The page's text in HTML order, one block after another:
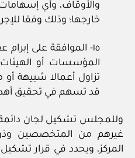
والأوقاف، وأي
خارجها؛ وذلك وفقا
١٥- الموافقة على
المؤسسات أو الهيئات
تزاول أعمالا شبيهة أو
قد تسهم في تحقيق
وللمجلس تشكيل لجان
غيرهم من المتخصصين
المركز، ويحدد في قرار